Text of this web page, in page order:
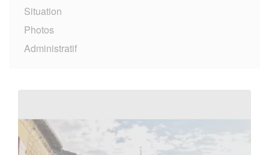
Situation
Photos
Administratif